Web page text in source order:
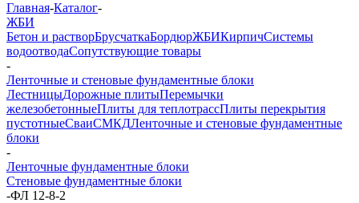
Главная-Каталог-
ЖБИ
Бетон и растворБрусчаткаБордюрЖБИКирпичСистемы
водоотводаСопутствующие товары
-
Ленточные и стеновые фундаментные блоки
ЛестницыДорожные плитыПеремычки
железобетонныеПлиты для теплотрассПлиты перекрытия
пустотныеСваиСМКДЛенточные и стеновые фундаментные
блоки
-
Ленточные фундаментные блоки
Стеновые фундаментные блоки
-ФЛ 12-8-2